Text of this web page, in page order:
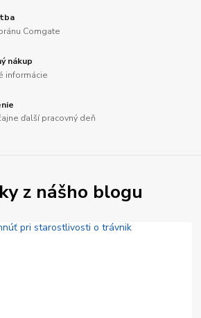
Comgate
nákup
informácie
ďalší pracovný deň
z nášho blogu